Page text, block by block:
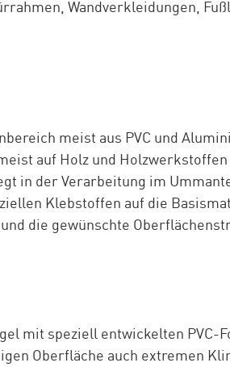
Wandverkleidungen,
meist aus PVC und
auf Holz und Holzwerkstoffen
in der Verarbeitung im
Klebstoffen auf die
die gewünschte
mit speziell entwickelten PVC-
Oberfläche auch extremen